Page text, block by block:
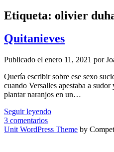
Etiqueta: olivier
Quitanieves
Publicado el enero 11, 2021 por
Quería escribir sobre ese sexo
cuando Versalles apestaba a
plantar naranjos en un…
Seguir leyendoQuitanieves
3 comentarios
Unit WordPress Theme by